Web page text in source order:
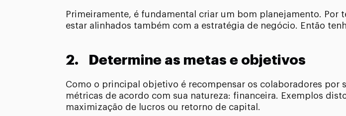
Primeiramente, é fundamental criar um bom planejamento.
estar alinhados também com a estratégia de negócio. Então
2. Determine as metas e objetivos
Como o principal objetivo é recompensar os colaboradores por
métricas de acordo com sua natureza: financeira. Exemplos
maximização de lucros ou retorno de capital.